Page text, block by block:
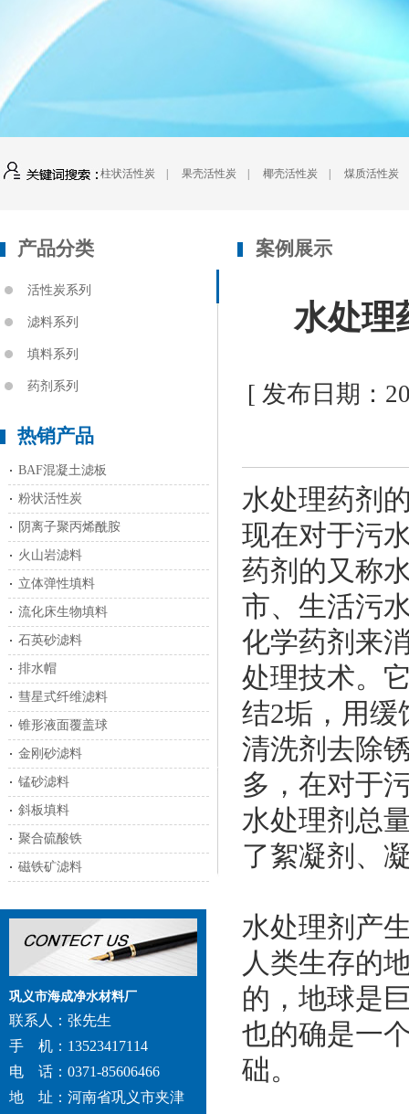
柱状活性炭 果壳活性炭 椰壳活性炭 煤质活性炭
产品分类
活性炭系列
滤料系列
填料系列
药剂系列
热销产品
BAF混凝土滤板
粉状活性炭
阴离子聚丙烯酰胺
火山岩滤料
立体弹性填料
流化床生物填料
石英砂滤料
排水帽
彗星式纤维滤料
锥形液面覆盖球
金刚砂滤料
锰砂滤料
斜板填料
聚合硫酸铁
磁铁矿滤料
巩义市海成净水材料厂
联系人：张先生
手 机：13523417114
电 话：0371-85606466
地 址：河南省巩义市夹津
案例展示
水处理
[ 发布日期：
水处理药剂
现在对于污
药剂的又称
市、生活污
化学药剂来
处理技术。
结2垢，用缓
清洗剂去除
多，在对于
水处理剂总
了絮凝剂、
水处理剂产
人类生存的
的，地球是
也的确是一
础。